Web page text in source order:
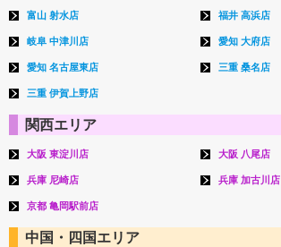
富山 射水店 福井 高浜店
岐阜 中津川店 愛知 大府店
愛知 名古屋東店 三重 桑名店
三重 伊賀上野店
関西エリア
大阪 東淀川店 大阪 八尾店
兵庫 尼崎店 兵庫 加古川店
京都 亀岡駅前店
中国・四国エリア